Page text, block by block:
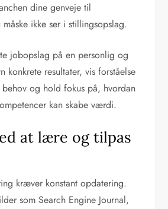
dine genveje til
ikke ser i stillingsopslag.
jobopslag på en personlig og
konkrete resultater, vis forståelse
behov og hold fokus på, hvordan
kan skabe værdi.
at lære og tilpas
kræver konstant opdatering.
som Search Engine Journal,